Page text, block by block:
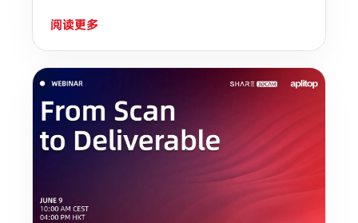
阅读更多